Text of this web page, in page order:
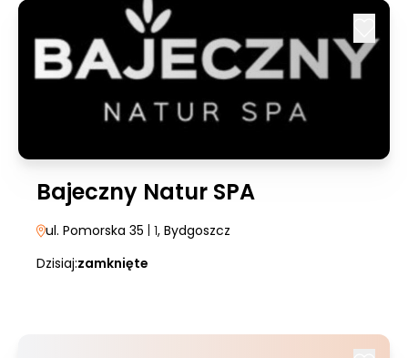
Bajeczny Natur SPA
ul. Pomorska 35 | 1, Bydgoszcz
Dzisiaj:zamknięte